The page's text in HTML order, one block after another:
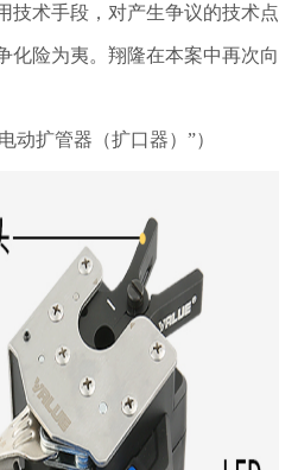
技术手段，对产生争议的技术点
化险为夷。翔隆在本案中再次向
动扩管器（扩口器）”）